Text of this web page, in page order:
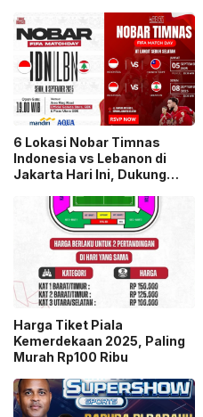
6 Lokasi Nobar Timnas
Indonesia vs Lebanon di
Jakarta Hari Ini, Dukung
yang Seru
Harga Tiket Piala
Kemerdekaan 2025, Paling
Murah Rp100 Ribu